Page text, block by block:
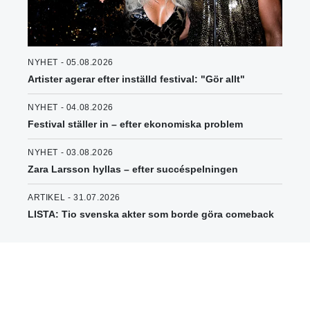
NYHET - 05.08.2026
Artister agerar efter inställd festival: "Gör allt"
NYHET - 04.08.2026
Festival ställer in – efter ekonomiska problem
NYHET - 03.08.2026
Zara Larsson hyllas – efter succéspelningen
ARTIKEL - 31.07.2026
LISTA: Tio svenska akter som borde göra comeback